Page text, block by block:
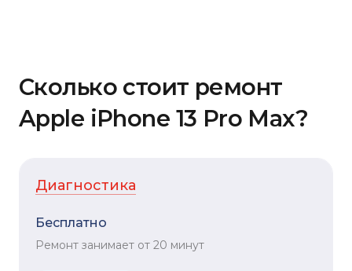
Сколько стоит ремонт
Apple iPhone 13 Pro Max?
Диагностика
Бесплатно
Ремонт занимает от 20 минут